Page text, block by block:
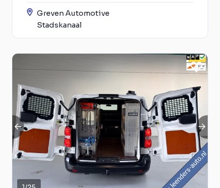
Greven Automotive
Stadskanaal